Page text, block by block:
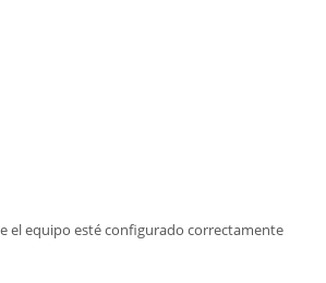
el equipo esté configurado correctamente